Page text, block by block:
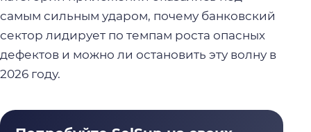
самым сильным ударом, почему банковский
сектор лидирует по темпам роста опасных
дефектов и можно ли остановить эту волну в
2026 году.